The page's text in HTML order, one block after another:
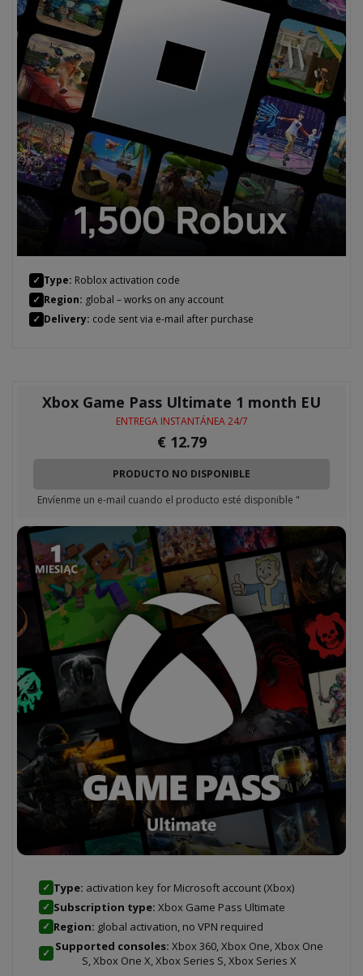
✓ Type: Roblox activation code
✓ Region: global – works on any account
✓ Delivery: code sent via e-mail after purchase
Xbox Game Pass Ultimate 1 month EU
ENTREGA INSTANTÁNEA 24/7
€ 12.79
PRODUCTO NO DISPONIBLE
Envíenme un e-mail cuando el producto esté disponible "
✓ Type: activation key for Microsoft account (Xbox)
✓ Subscription type: Xbox Game Pass Ultimate
✓ Region: global activation, no VPN required
✓ Supported consoles: Xbox 360, Xbox One, Xbox One
S, Xbox One X, Xbox Series S, Xbox Series X